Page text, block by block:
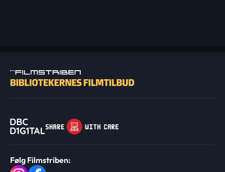
Følg Filmstriben: